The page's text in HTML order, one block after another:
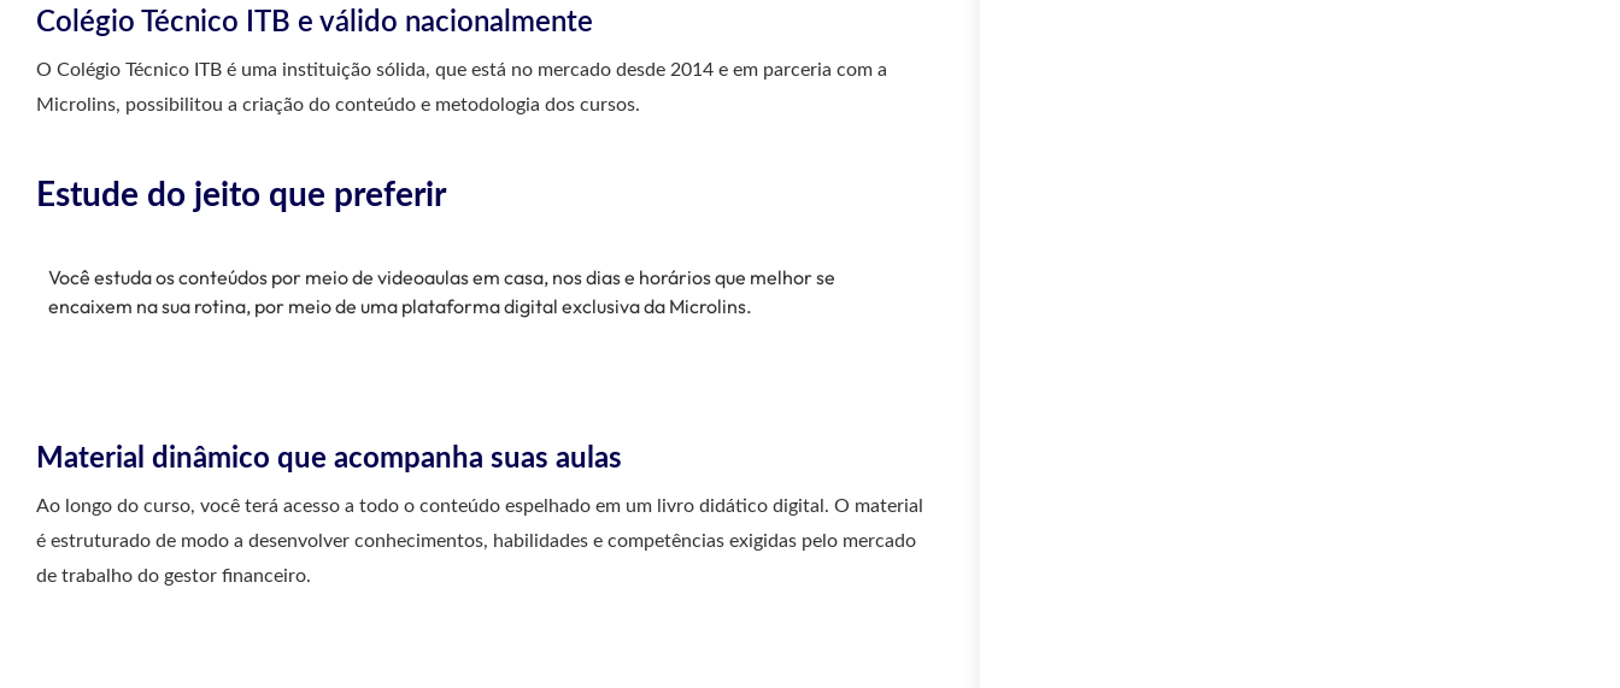
Colégio Técnico ITB e válido nacionalmente
O Colégio Técnico ITB é uma instituição sólida, que está no mercado desde 2014 e em parceria com a
Microlins, possibilitou a criação do conteúdo e metodologia dos cursos.
Estude do jeito que preferir
Você estuda os conteúdos por meio de videoaulas em casa, nos dias e horários que melhor se
encaixem na sua rotina, por meio de uma plataforma digital exclusiva da Microlins.
Material dinâmico que acompanha suas aulas
Ao longo do curso, você terá acesso a todo o conteúdo espelhado em um livro didático digital. O material
é estruturado de modo a desenvolver conhecimentos, habilidades e competências exigidas pelo mercado
de trabalho do gestor financeiro.